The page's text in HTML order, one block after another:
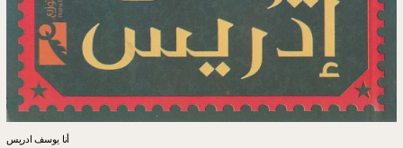
أنا يوسف ادريس